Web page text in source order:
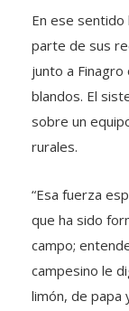
En ese sentido
parte de sus
junto a
blandos. El
sobre un
rurales.
“Esa fuerza
que ha sido
campo;
campesino le
limón, de papa